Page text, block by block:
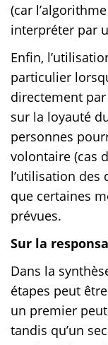
(car
interpréter par
Enfin,
particulier
directement
sur la loyauté
personnes
volontaire (cas
l’utilisation des
que certaines
prévues.
Sur la
Dans la
étapes peut
un premier
tandis qu’un